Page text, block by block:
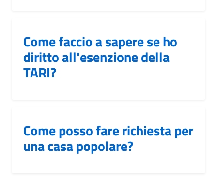
Come faccio a sapere se ho
diritto all'esenzione della
TARI?
Come posso fare richiesta per
una casa popolare?